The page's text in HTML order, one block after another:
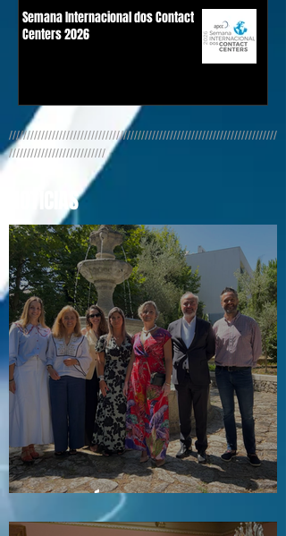
Semana Internacional dos Contact
Centers 2026
///////////////////////////////////////////////////////////////////////////
///////////////////////////
NOTÍCIAS
Visita a Águas e Energia do Porto